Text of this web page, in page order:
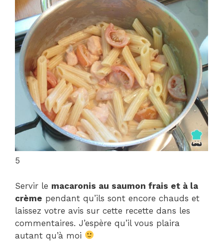
5
Servir le macaronis au saumon frais et à la
crème pendant qu’ils sont encore chauds et
laissez votre avis sur cette recette dans les
commentaires. J’espère qu’il vous plaira
autant qu’à moi